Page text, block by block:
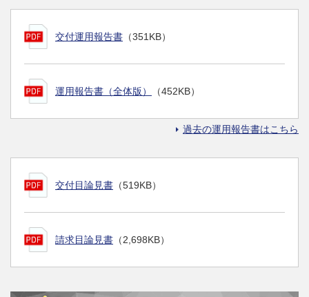
交付運用報告書 （351KB）
運用報告書（全体版） （452KB）
過去の運用報告書はこちら
交付目論見書 （519KB）
請求目論見書 （2,698KB）